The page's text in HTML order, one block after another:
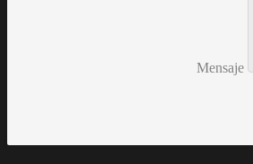
Mensaje